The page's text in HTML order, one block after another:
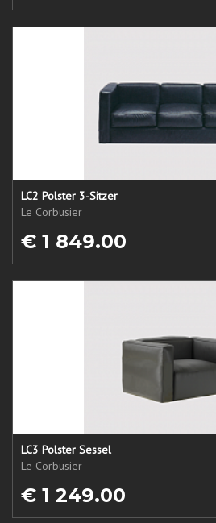
LC2 Polster 3-Sitzer
Le Corbusier
€ 1 849.00
LC3 Polster Sessel
Le Corbusier
€ 1 249.00